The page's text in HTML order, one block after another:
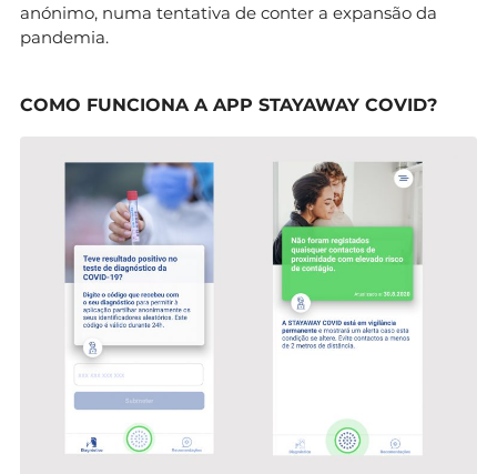
anónimo, numa tentativa de conter a expansão da
pandemia.
COMO FUNCIONA A APP STAYAWAY COVID?